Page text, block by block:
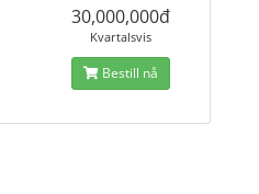
30,000,000đ
Kvartalsvis
Bestill nå